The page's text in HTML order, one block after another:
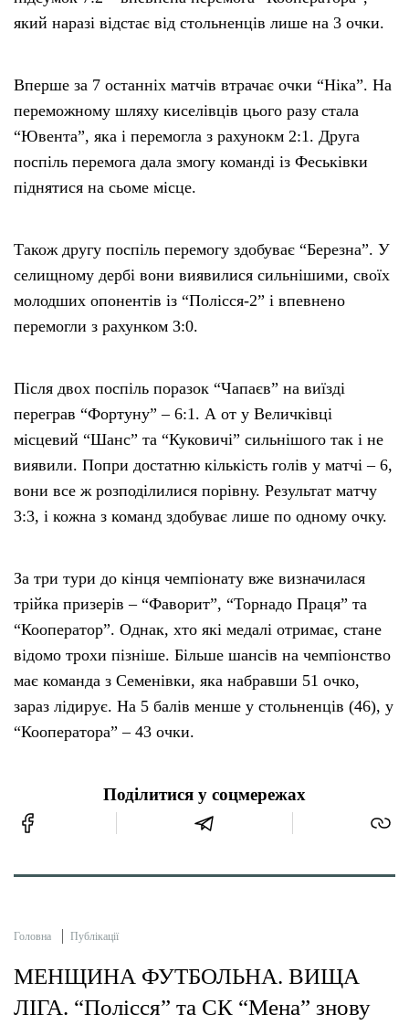
який наразі відстає від стольненців лише на 3 очки.
Вперше за 7 останніх матчів втрачає очки “Ніка”. На
переможному шляху киселівців цього разу стала
“Ювента”, яка і перемогла з рахунокм 2:1. Друга
поспіль перемога дала змогу команді із Феськівки
піднятися на сьоме місце.
Також другу поспіль перемогу здобуває “Березна”. У
селищному дербі вони виявилися сильнішими, своїх
молодших опонентів із “Полісся-2” і впевнено
перемогли з рахунком 3:0.
Після двох поспіль поразок “Чапаєв” на виїзді
переграв “Фортуну” – 6:1. А от у Величківці
місцевий “Шанс” та “Куковичі” сильнішого так і не
виявили. Попри достатню кількість голів у матчі – 6,
вони все ж розподілилися порівну. Результат матчу
3:3, і кожна з команд здобуває лише по одному очку.
За три тури до кінця чемпіонату вже визначилася
трійка призерів – “Фаворит”, “Торнадо Праця” та
“Кооператор”. Однак, хто які медалі отримає, стане
відомо трохи пізніше. Більше шансів на чемпіонство
має команда з Семенівки, яка набравши 51 очко,
зараз лідирує. На 5 балів менше у стольненців (46), у
“Кооператора” – 43 очки.
Поділитися у соцмережах
Головна Публікації
МЕНЩИНА ФУТБОЛЬНА. ВИЩА
ЛІГА. “Полісся” та СК “Мена” знову